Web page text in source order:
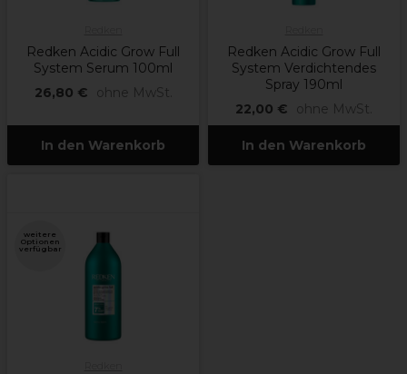
Redken Acidic Grow Full
System Serum 100ml
26,80 €
ohne MwSt.
In den Warenkorb
Redken Acidic Grow Full
System Verdichtendes
Spray 190ml
22,00 €
ohne MwSt.
In den Warenkorb
weitere
Optionen
verfügbar